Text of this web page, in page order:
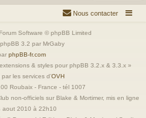
Nous contacter
Software © phpBB Limited
3.2 par MrGaby
phpBB-fr.com
& styles pour phpBB 3.2.x & 3.3.x »
les services d’OVH
Roubaix - France - tél 1007
non-officiels sur Blake & Mortimer, mis en ligne
aout 2010 à 22h10